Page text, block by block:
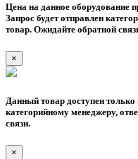
Цена на данное оборудование
Запрос будет отправлен
товар. Ожидайте обратной
×
Данный товар доступен только
категорийному менеджеру,
связи.
×